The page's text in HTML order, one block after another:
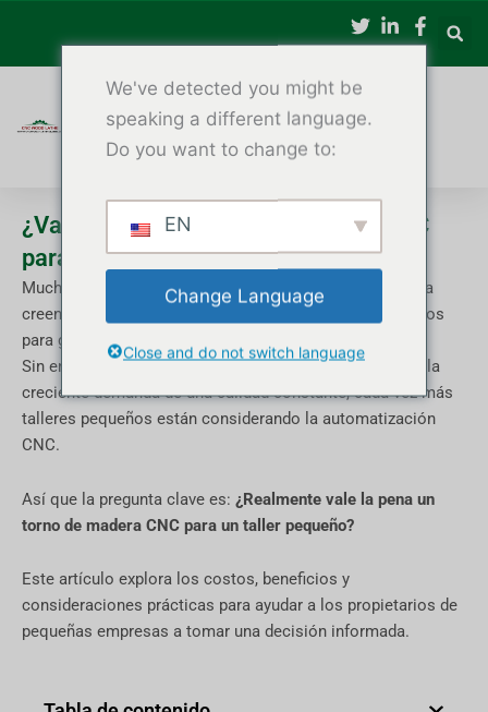
contenido
¿Vale la pena un torno de madera CNC
para talleres pequeños?
Muchos propietarios de pequeños talleres de carpintería
creen que los tornos de madera CNC solo son adecuados
para grandes fábricas.
Sin embargo, con el aumento de los costos laborales y la
creciente demanda de una calidad constante, cada vez más
talleres pequeños están considerando la automatización
CNC.
Así que la pregunta clave es: ¿Realmente vale la pena un
torno de madera CNC para un taller pequeño?
Este artículo explora los costos, beneficios y
consideraciones prácticas para ayudar a los propietarios de
pequeñas empresas a tomar una decisión informada.
We've detected you might be
speaking a different language.
Do you want to change to:
EN
Change Language
Close and do not switch language